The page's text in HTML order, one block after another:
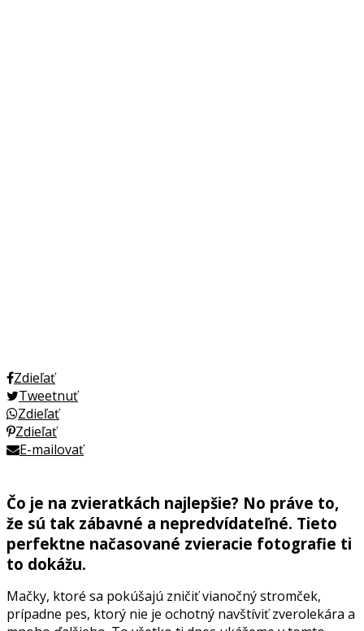
Zdieľať
Tweetnuť
Zdieľať
Zdieľať
E-mailovať
Čo je na zvieratkách najlepšie? No práve to,
že sú tak zábavné a nepredvídateľné. Tieto
perfektne načasované zvieracie fotografie ti
to dokážu.
Mačky, ktoré sa pokúšajú zničiť vianočný stromček,
prípadne pes, ktorý nie je ochotný navštíviť zverolekára a